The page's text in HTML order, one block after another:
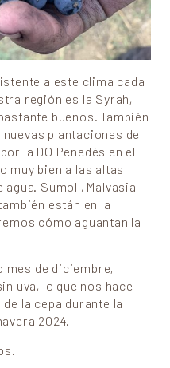
a este clima cada
región es la Syrah,
buenos. También
plantaciones de
la DO Penedès en el
muy bien a las altas
Sumoll, Malvasia
están en la
cómo aguantan la
mes de diciembre,
uva, lo que nos hace
la cepa durante la
2024.